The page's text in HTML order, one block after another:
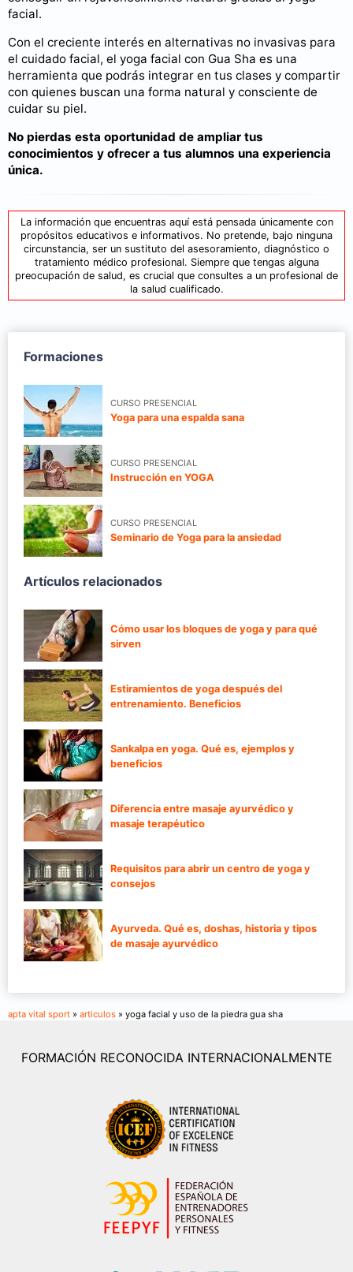
facial.
Con el creciente interés en alternativas no invasivas para
el cuidado facial, el yoga facial con Gua Sha es una
herramienta que podrás integrar en tus clases y compartir
con quienes buscan una forma natural y consciente de
cuidar su piel.
No pierdas esta oportunidad de ampliar tus
conocimientos y ofrecer a tus alumnos una experiencia
única.
La información que encuentras aquí está pensada únicamente con
propósitos educativos e informativos. No pretende, bajo ninguna
circunstancia, ser un sustituto del asesoramiento, diagnóstico o
tratamiento médico profesional. Siempre que tengas alguna
preocupación de salud, es crucial que consultes a un profesional de
la salud cualificado.
Formaciones
CURSO PRESENCIAL
Yoga para una espalda sana
CURSO PRESENCIAL
Instrucción en YOGA
CURSO PRESENCIAL
Seminario de Yoga para la ansiedad
Artículos relacionados
Cómo usar los bloques de yoga y para qué
sirven
Estiramientos de yoga después del
entrenamiento. Beneficios
Sankalpa en yoga. Qué es, ejemplos y
beneficios
Diferencia entre masaje ayurvédico y
masaje terapéutico
Requisitos para abrir un centro de yoga y
consejos
Ayurveda. Qué es, doshas, historia y tipos
de masaje ayurvédico
apta vital sport » articulos » yoga facial y uso de la piedra gua sha
FORMACIÓN RECONOCIDA INTERNACIONALMENTE